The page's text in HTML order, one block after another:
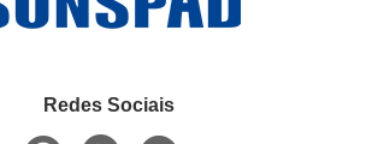
Redes Sociais